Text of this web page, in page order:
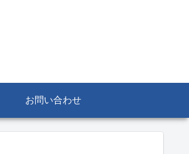
お問い合わせ